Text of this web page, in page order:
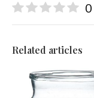
0
Related articles